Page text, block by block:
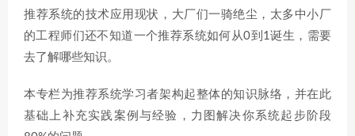
推荐系统的技术应用现状，大厂们一骑绝尘，太多中小厂
的工程师们还不知道一个推荐系统如何从0到1诞生，需要
去了解哪些知识。
本专栏为推荐系统学习者架构起整体的知识脉络，并在此
基础上补充实践案例与经验，力图解决你系统起步阶段